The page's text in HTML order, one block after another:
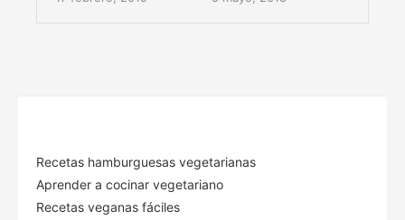
Recetas hamburguesas vegetarianas
Aprender a cocinar vegetariano
Recetas veganas fáciles